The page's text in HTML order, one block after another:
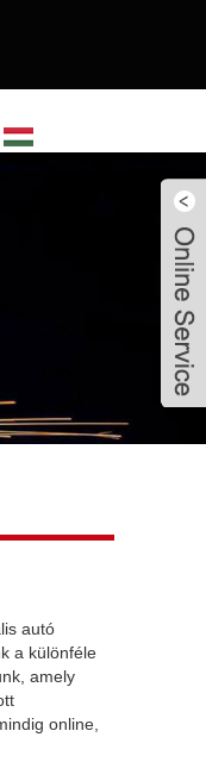
autó
a különféle
amely
online,